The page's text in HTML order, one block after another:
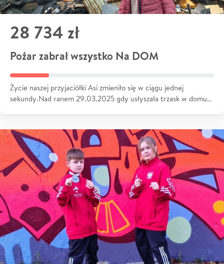
28 734 zł
Pożar zabrał wszystko Na DOM
Życie naszej przyjaciółki Asi zmieniło się w ciągu jednej
sekundy.Nad ranem 29.03.2025 gdy usłyszała trzask w domu…